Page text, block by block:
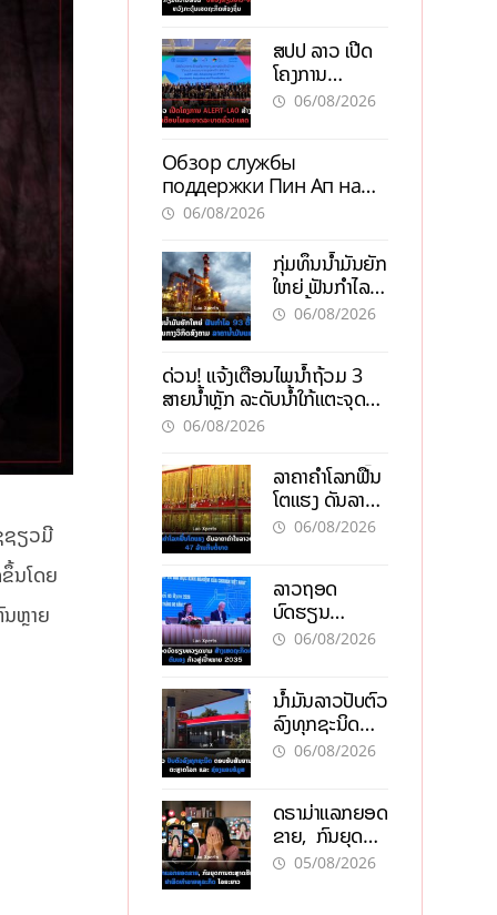
ຊຽວມີ
ນໂດຍ
ຫຼາຍ
ເສດຖະກິດ
ທ້ອງຖິ່ນ
ສປປ ລາວ ເປີດ
ໂຄງການ
ALERT-LAO
ລະບາດທົ່ວ
ປະເທດ
06/08/2026
Обзор службы
поддержки Пин Ап на
официальном сайте с
информацией
06/08/2026
ກຸ່ມທຶນນ້ຳມັນຍັກ
ໃຫຍ່ ຟັນກຳໄລ
93 ຕື້ໂດລາ
ນໍ້າມັນແພງ
06/08/2026
ດ່ວນ! ແຈ້ງເຕືອນໄພນໍ້າຖ້ວມ 3
ສາຍນໍ້າຫຼັກ ລະດັບນໍ້າໃກ້ແຕະຈຸດ
ອັນຕະລາຍ
06/08/2026
ລາຄາຄຳໂລກຟື້ນ
ໂຕແຮງ ດັນລາຄາ
ຄຳໃນລາວທະລຸ
06/08/2026
ລາວຖອດ
ບົດຮຽນ
ຫວຽດນາມ ສ້າງ
ເປົ້າໝາຍ 2035
06/08/2026
ນໍ້າມັນລາວປັບຕົວ
ລົງທຸກຊະນິດ
ຕອບຮັບສັນຍານ
ແຄບຮໍມູສ
06/08/2026
ດຣາມ່າແລກຍອດ
ຂາຍ, ກົນຍຸດ
ການຕະຫຼາດສີ
05/08/2026